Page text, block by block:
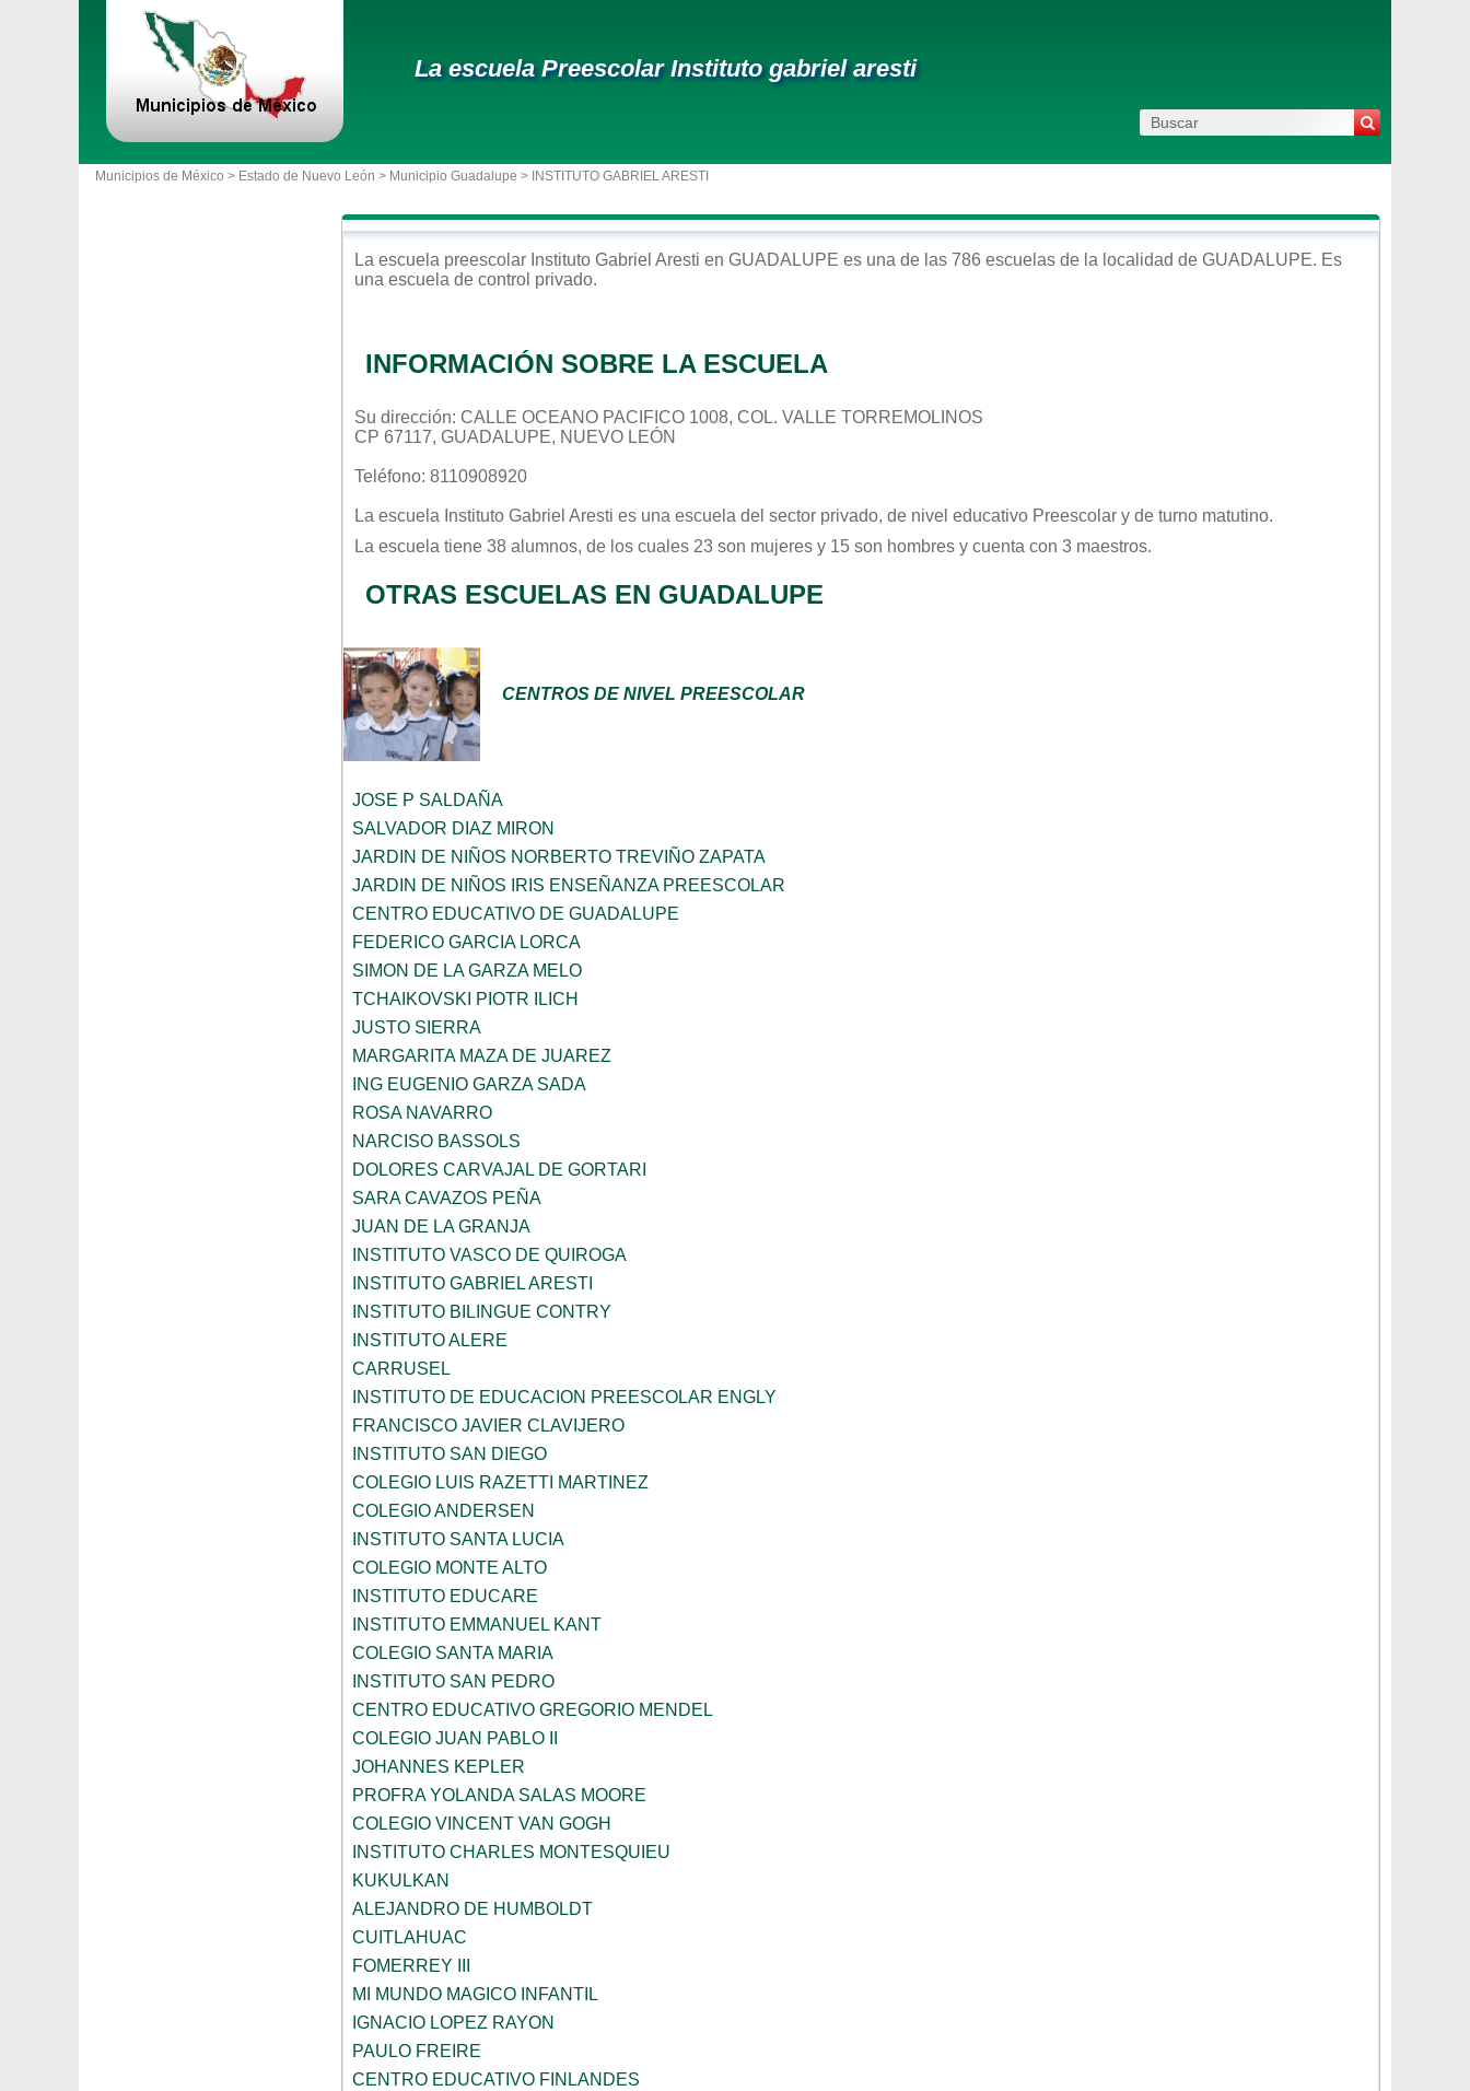
La escuela Preescolar Instituto gabriel aresti
Municipios de México > Estado de Nuevo León > Municipio Guadalupe > INSTITUTO GABRIEL ARESTI
La escuela preescolar Instituto Gabriel Aresti en GUADALUPE es una de las 786 escuelas de la localidad de GUADALUPE. Es
una escuela de control privado.
INFORMACIÓN SOBRE LA ESCUELA
Su dirección: CALLE OCEANO PACIFICO 1008, COL. VALLE TORREMOLINOS
CP 67117, GUADALUPE, NUEVO LEÓN
Teléfono: 8110908920
La escuela Instituto Gabriel Aresti es una escuela del sector privado, de nivel educativo Preescolar y de turno matutino.
La escuela tiene 38 alumnos, de los cuales 23 son mujeres y 15 son hombres y cuenta con 3 maestros.
OTRAS ESCUELAS EN GUADALUPE
CENTROS DE NIVEL PREESCOLAR
JOSE P SALDAÑA
SALVADOR DIAZ MIRON
JARDIN DE NIÑOS NORBERTO TREVIÑO ZAPATA
JARDIN DE NIÑOS IRIS ENSEÑANZA PREESCOLAR
CENTRO EDUCATIVO DE GUADALUPE
FEDERICO GARCIA LORCA
SIMON DE LA GARZA MELO
TCHAIKOVSKI PIOTR ILICH
JUSTO SIERRA
MARGARITA MAZA DE JUAREZ
ING EUGENIO GARZA SADA
ROSA NAVARRO
NARCISO BASSOLS
DOLORES CARVAJAL DE GORTARI
SARA CAVAZOS PEÑA
JUAN DE LA GRANJA
INSTITUTO VASCO DE QUIROGA
INSTITUTO GABRIEL ARESTI
INSTITUTO BILINGUE CONTRY
INSTITUTO ALERE
CARRUSEL
INSTITUTO DE EDUCACION PREESCOLAR ENGLY
FRANCISCO JAVIER CLAVIJERO
INSTITUTO SAN DIEGO
COLEGIO LUIS RAZETTI MARTINEZ
COLEGIO ANDERSEN
INSTITUTO SANTA LUCIA
COLEGIO MONTE ALTO
INSTITUTO EDUCARE
INSTITUTO EMMANUEL KANT
COLEGIO SANTA MARIA
INSTITUTO SAN PEDRO
CENTRO EDUCATIVO GREGORIO MENDEL
COLEGIO JUAN PABLO II
JOHANNES KEPLER
PROFRA YOLANDA SALAS MOORE
COLEGIO VINCENT VAN GOGH
INSTITUTO CHARLES MONTESQUIEU
KUKULKAN
ALEJANDRO DE HUMBOLDT
CUITLAHUAC
FOMERREY III
MI MUNDO MAGICO INFANTIL
IGNACIO LOPEZ RAYON
PAULO FREIRE
CENTRO EDUCATIVO FINLANDES